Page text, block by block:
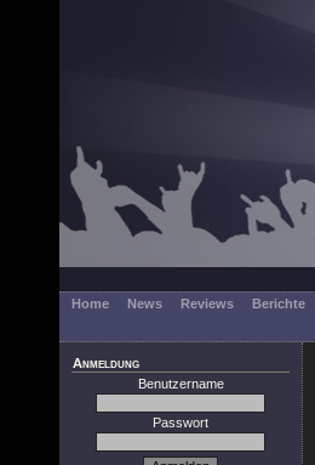
Home News Reviews Berichte
Anmeldung
Benutzername
Passwort